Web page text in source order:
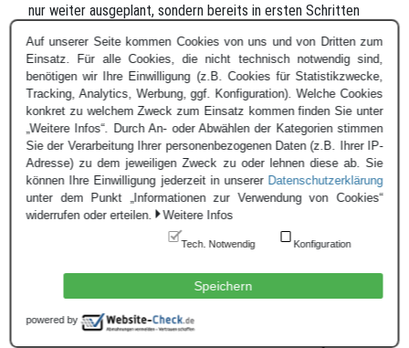
nur weiter ausgeplant, sondern bereits in ersten Schritten
Bundeswehr werden die ersten Maßnahmen zur Aufstellung
eines RSOM-Verbandes in diesem Jahr ergriffen. Mit dem
RSOM-Btl schaffen wir einen zusätzlichen Verband, der
gerade in der multinationalen logistischen
Leistungserbringung in einer Joint Logistic Support Group
besondere Bedeutung besitzt. Hier setzt Deutschland als
Rahmennation ein Zeichen in der gemeinsamen Arbeit im
Cluster Logistics des Framework Nation Concept‘s der NATO.
Unsere Arbeiten in der PESCO Initiative „Network of Logistic
großen Schritten weiter voran. Bereits in diesem Jahr wird im
Logistikzentrum der Bundeswehr in WILHELMSHAVEN ein
Joint Coordination Centre als ein Steuerungselement in
Auf unserer Seite kommen Cookies von uns und von Dritten zum
Einsatz. Für alle Cookies, die nicht technisch notwendig sind,
benötigen wir Ihre Einwilligung (z.B. Cookies für Statistikzwecke,
Tracking, Analytics, Werbung, ggf. Konfiguration). Welche Cookies
konkret zu welchem Zweck zum Einsatz kommen finden Sie unter
„Weitere Infos“. Durch An- oder Abwählen der Kategorien stimmen
Sie der Verarbeitung Ihrer personenbezogenen Daten (z.B. Ihrer IP-
Adresse) zu dem jeweiligen Zweck zu oder lehnen diese ab. Sie
können Ihre Einwilligung jederzeit in unserer Datenschutzerklärung
unter dem Punkt „Informationen zur Verwendung von Cookies“
widerrufen oder erteilen. Weitere Infos
Tech. Notwendig Konfiguration
Speichern
powered by